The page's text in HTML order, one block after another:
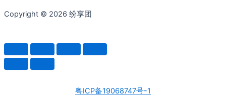
Copyright © 2026 纷享团
粤ICP备19068747号-1